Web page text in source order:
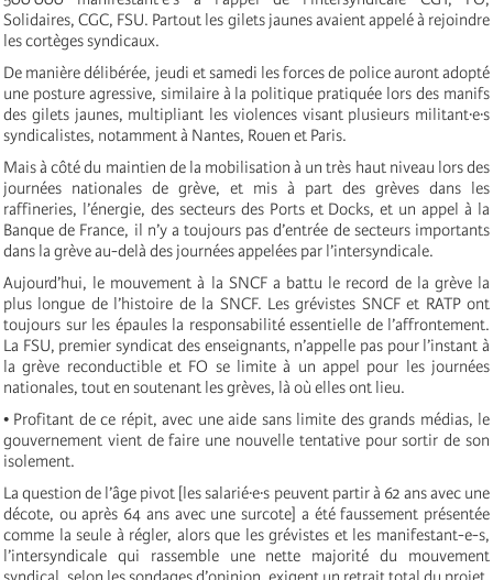
Solidaires, CGC, FSU. Partout les gilets jaunes avaient appelé à rejoindre
les cortèges syndicaux.
De manière délibérée, jeudi et samedi les forces de police auront adopté
une posture agressive, similaire à la politique pratiquée lors des manifs
des gilets jaunes, multipliant les violences visant plusieurs militant·e·s
syndicalistes, notamment à Nantes, Rouen et Paris.
Mais à côté du maintien de la mobilisation à un très haut niveau lors des
journées nationales de grève, et mis à part des grèves dans les
raffineries, l’énergie, des secteurs des Ports et Docks, et un appel à la
Banque de France, il n’y a toujours pas d’entrée de secteurs importants
dans la grève au-delà des journées appelées par l’intersyndicale.
Aujourd’hui, le mouvement à la SNCF a battu le record de la grève la
plus longue de l’histoire de la SNCF. Les grévistes SNCF et RATP ont
toujours sur les épaules la responsabilité essentielle de l’affrontement.
La FSU, premier syndicat des enseignants, n’appelle pas pour l’instant à
la grève reconductible et FO se limite à un appel pour les journées
nationales, tout en soutenant les grèves, là où elles ont lieu.
• Profitant de ce répit, avec une aide sans limite des grands médias, le
gouvernement vient de faire une nouvelle tentative pour sortir de son
isolement.
La question de l’âge pivot [les salarié·e·s peuvent partir à 62 ans avec une
décote, ou après 64 ans avec une surcote] a été faussement présentée
comme la seule à régler, alors que les grévistes et les manifestant-e-s,
l’intersyndicale qui rassemble une nette majorité du mouvement